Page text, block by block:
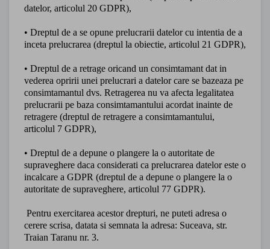
datelor, articolul 20 GDPR),
• Dreptul de a se opune prelucrarii datelor cu intentia de a
inceta prelucrarea (dreptul la obiectie, articolul 21 GDPR),
• Dreptul de a retrage oricand un consimtamant dat in
vederea opririi unei prelucrari a datelor care se bazeaza pe
consimtamantul dvs. Retragerea nu va afecta legalitatea
prelucrarii pe baza consimtamantului acordat inainte de
retragere (dreptul de retragere a consimtamantului,
articolul 7 GDPR),
• Dreptul de a depune o plangere la o autoritate de
supraveghere daca considerati ca prelucrarea datelor este o
incalcare a GDPR (dreptul de a depune o plangere la o
autoritate de supraveghere, articolul 77 GDPR).
Pentru exercitarea acestor drepturi, ne puteti adresa o
cerere scrisa, datata si semnata la adresa: Suceava, str.
Traian Taranu nr. 3.